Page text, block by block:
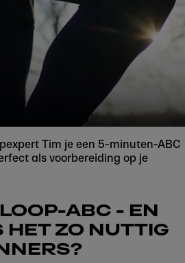
Tim je een 5-minuten-ABC
als voorbereiding op je
ABC - EN
HET ZO NUTTIG